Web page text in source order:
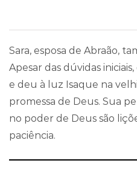
Sara, esposa de Abraão,
Apesar das dúvidas
e deu à luz Isaque na
promessa de Deus. Sua
no poder de Deus são
paciência.